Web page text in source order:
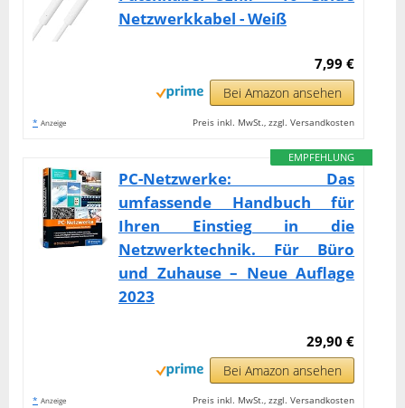
Netzwerkkabel - Weiß
7,99 €
Bei Amazon ansehen
* Anzeige Preis inkl. MwSt., zzgl. Versandkosten
EMPFEHLUNG
PC-Netzwerke: Das
umfassende Handbuch für
Ihren Einstieg in die
Netzwerktechnik. Für Büro
und Zuhause – Neue Auflage
2023
29,90 €
Bei Amazon ansehen
* Anzeige Preis inkl. MwSt., zzgl. Versandkosten